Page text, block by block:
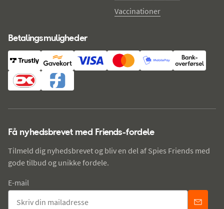
Vaccinationer
Betalingsmuligheder
Få nyhedsbrevet med Friends-fordele
Tilmeld dig nyhedsbrevet og bliv en del af Spies Friends med
gode tilbud og unikke fordele.
E-mail